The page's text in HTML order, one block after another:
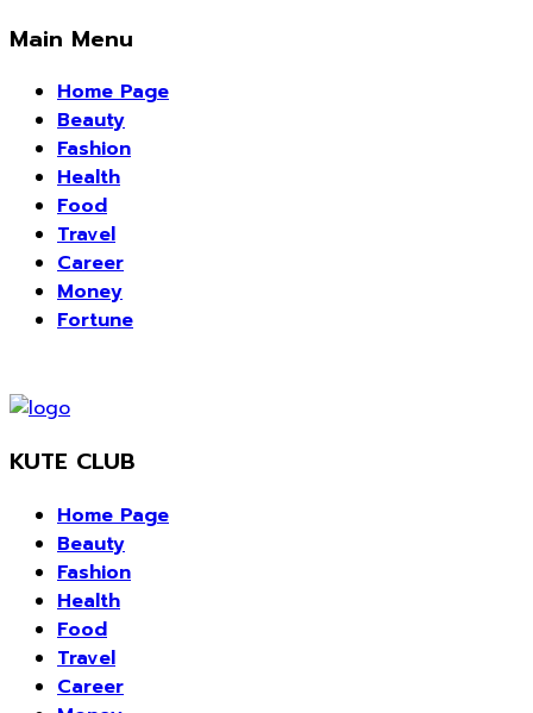
Main Menu
Home Page
Beauty
Fashion
Health
Food
Travel
Career
Money
Fortune
KUTE CLUB
Home Page
Beauty
Fashion
Health
Food
Travel
Career